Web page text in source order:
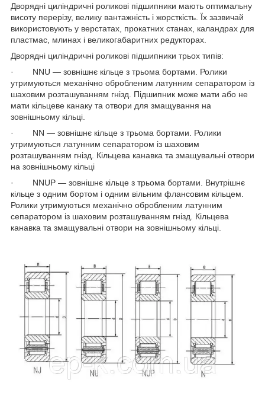
Дворядні циліндричні роликові підшипники мають оптимальну
висоту перерізу, велику вантажність і жорсткість. Їх зазвичай
використовують у верстатах, прокатних станах, каландрах для
пластмас, млинах і великогабаритних редукторах.
Дворядні циліндричні роликові підшипники трьох типів:
· NNU — зовнішнє кільце з трьома бортами. Ролики
утримуються механічно обробленим латунним сепаратором із
шаховим розташуванням гнізд. Підшипник може мати або не
мати кільцеве канаку та отвори для змащування на
зовнішньому кільці.
· NN — зовнішнє кільце з трьома бортами. Ролики
утримуються латунним сепаратором із шаховим
розташуванням гнізд. Кільцева канавка та змащувальні отвори
на зовнішньому кільці
· NNUP — зовнішнє кільце з трьома бортами. Внутрішнє
кільце з одним бортом і одним вільним флансовим кільцем.
Ролики утримуються механічно обробленим латунним
сепаратором із шаховим розташуванням гнізд. Кільцева
канавка та змащувальні отвори на зовнішньому кільці.